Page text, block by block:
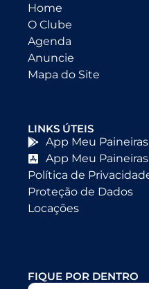
Home
O Clube
Agenda
Anuncie
Mapa do Site
LINKS ÚTEIS
App Meu
App Meu
Política de
Proteção de Dados
Locações
FIQUE POR DENTRO